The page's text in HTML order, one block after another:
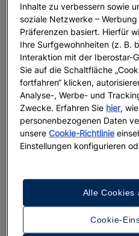
Das
Leuchtenden
Inhalte zu verbessern sowie
soziale Netzwerke –
Präferenzen basiert. Hierfür
Ihre Surfgewohnheiten (z. B.
Interaktion mit der Iberostar-
Sie auf die Schaltfläche
fortfahren“ klicken,
Analyse-, Werbe- und
Zwecke. Erfahren Sie hier,
personenbezogenen Daten
unsereCookie-Richtlinie
Einstellungen konfigurieren
Cookie-
Alle Cookies